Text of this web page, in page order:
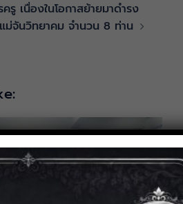
รู เนื่องในโอกาสย้ายมาดำรง
ม่จันวิทยาคม จำนวน 8 ท่าน